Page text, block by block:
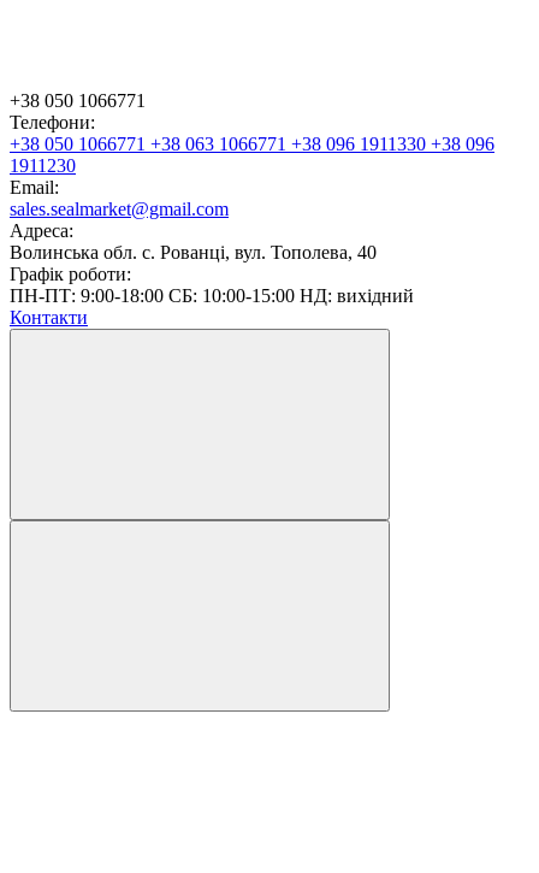
+38 050 1066771
Телефони:
+38 050 1066771 +38 063 1066771 +38 096 1911330 +38 096
1911230
Email:
sales.sealmarket@gmail.com
Адреса:
Волинська обл. с. Рованці, вул. Тополева, 40
Графік роботи:
ПН-ПТ: 9:00-18:00 СБ: 10:00-15:00 НД: вихідний
Контакти